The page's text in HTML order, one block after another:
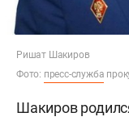
Ришат Шакиров
Фото: пресс-служба
Шакиров